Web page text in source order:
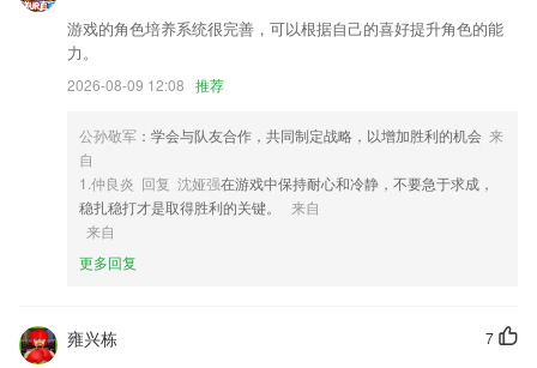
2,本应用采用弹散音(空弦音)的方式调音，所有弦都直接弹空弦音，极大
的方便了使用者。而传统的调音是要弹各种泛音的，有一些复杂。
3,批量编辑：轻松搞定9图，无须重复操作
5,专注学习还允许您进行锁机自律,做任务更自律、高效、专注
6,让桥架计算更简单，功能全面，使用简单，有无网络均可使用。
乐动软件a软件优势
1.支持一键收藏功能，能够快速的一键收藏自己喜欢的连环画资源，方便
2.有在线互动教学，随时随地与老师互动，通过对话讨论学习，可以更加
快速的学习方式以及节奏;
游戏的角色培养系统很完善，可以根据自己的喜好提升角色的能
力。
2026-08-09 12:08 推荐
公孙敬军 ：学会与队友合作，共同制定战略，以增加胜利的机会 来
自
1.仲良炎 回复 沈娅强在游戏中保持耐心和冷静，不要急于求成，
稳扎稳打才是取得胜利的关键。
来自
来自
更多回复
7
雍兴栋